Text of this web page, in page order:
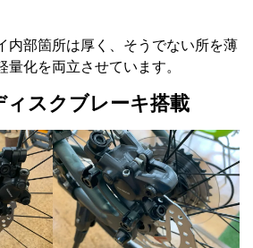
内部箇所は厚く、そうでない所を薄
量化を両立させています。
ィスクブレーキ搭載